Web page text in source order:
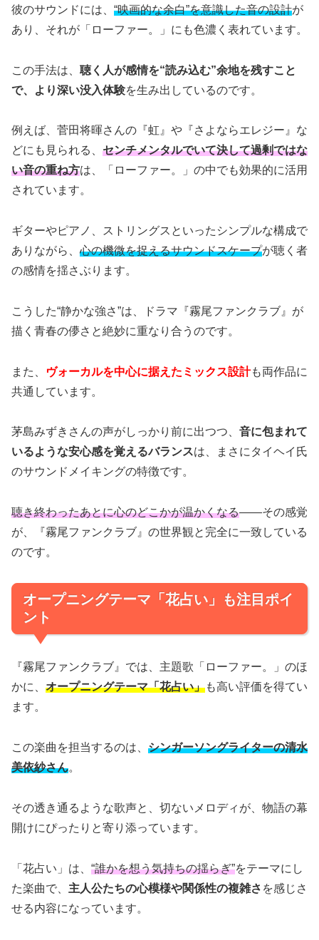
彼のサウンドには、 “映画的な余白”を意識した音の設計が
あり、それが「ローファー。」にも色濃く表れています。
この手法は、 聴く人が感情を“読み込む”余地を残すこと
で、より深い没入体験を生み出しているのです。
例えば、菅田将暉さんの『虹』や『さよならエレジー』な
どにも見られる、 センチメンタルでいて決して過剰ではな
い音の重ね方は、「ローファー。」の中でも効果的に活用
されています。
ギターやピアノ、ストリングスといったシンプルな構成で
ありながら、 心の機微を捉えるサウンドスケープが聴く者
の感情を揺さぶります。
こうした“静かな強さ”は、ドラマ『霧尾ファンクラブ』が
描く青春の儚さと絶妙に重なり合うのです。
また、 ヴォーカルを中心に据えたミックス設計も両作品に
共通しています。
茅島みずきさんの声がしっかり前に出つつ、 音に包まれて
いるような安心感を覚えるバランスは、まさにタイヘイ氏
のサウンドメイキングの特徴です。
聴き終わったあとに心のどこかが温かくなる――その感覚
が、『霧尾ファンクラブ』の世界観と完全に一致している
のです。
オープニングテーマ「花占い」も注目ポイ
ント
『霧尾ファンクラブ』では、主題歌「ローファー。」のほ
かに、 オープニングテーマ「花占い」も高い評価を得てい
ます。
この楽曲を担当するのは、 シンガーソングライターの清水
美依紗さん。
その透き通るような歌声と、切ないメロディが、物語の幕
開けにぴったりと寄り添っています。
「花占い」は、 “誰かを想う気持ちの揺らぎ”をテーマにし
た楽曲で、 主人公たちの心模様や関係性の複雑さ を感じさ
せる内容になっています。